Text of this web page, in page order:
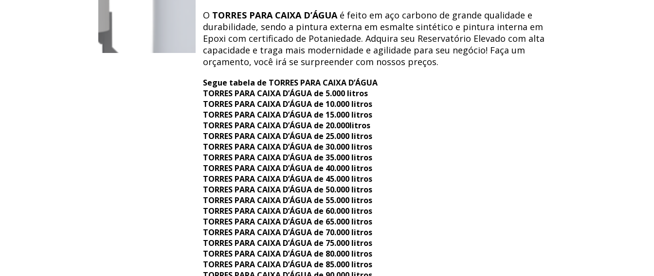
O TORRES PARA CAIXA D’ÁGUAé feito em aço carbono de grande qualidade e
durabilidade, sendo a pintura externa em esmalte sintético e pintura interna em
Epoxi com certificado de Potaniedade. Adquira seu Reservatório Elevado com alta
capacidade e traga mais modernidade e agilidade para seu negócio! Faça um
orçamento, você irá se surpreender com nossos preços.
Segue tabela de TORRES PARA CAIXA D’ÁGUA
TORRES PARA CAIXA D’ÁGUA de 5.000 litros
TORRES PARA CAIXA D’ÁGUA de 10.000 litros
TORRES PARA CAIXA D’ÁGUA de 15.000 litros
TORRES PARA CAIXA D’ÁGUA de 20.000litros
TORRES PARA CAIXA D’ÁGUA de 25.000 litros
TORRES PARA CAIXA D’ÁGUA de 30.000 litros
TORRES PARA CAIXA D’ÁGUA de 35.000 litros
TORRES PARA CAIXA D’ÁGUA de 40.000 litros
TORRES PARA CAIXA D’ÁGUA de 45.000 litros
TORRES PARA CAIXA D’ÁGUA de 50.000 litros
TORRES PARA CAIXA D’ÁGUA de 55.000 litros
TORRES PARA CAIXA D’ÁGUA de 60.000 litros
TORRES PARA CAIXA D’ÁGUA de 65.000 litros
TORRES PARA CAIXA D’ÁGUA de 70.000 litros
TORRES PARA CAIXA D’ÁGUA de 75.000 litros
TORRES PARA CAIXA D’ÁGUA de 80.000 litros
TORRES PARA CAIXA D’ÁGUA de 85.000 litros